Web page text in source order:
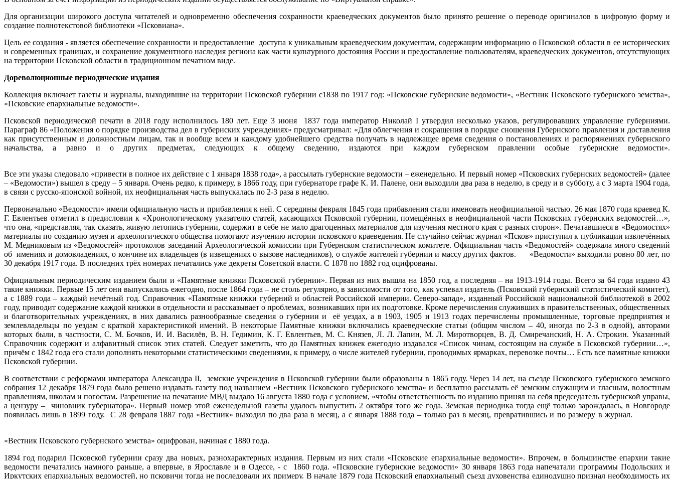
Для организации широкого доступа читателей и одновременно обеспечения сохранности краеведческих документов было принято решение о переводе оригиналов в цифровую форму и
создание полнотекстовой библиотеки «Псковиана».
Цель ее создания - является обеспечение сохранности и предоставление доступа к уникальным краеведческим документам, содержащим информацию о Псковской области в ее исторических
и современных границах, и сохранение документного наследия региона как части культурного достояния России и предоставление пользователям, краеведческих документов, отсутствующих
на территории Псковской области в традиционном печатном виде.
Дореволюционные периодические издания
Коллекция включает газеты и журналы, выходившие на территории Псковской губернии с1838 по 1917 год: «Псковские губернские ведомости», «Вестник Псковского губернского земства»,
«Псковские епархиальные ведомости».
Псковской периодической печати в 2018 году исполнилось 180 лет. Еще 3 июня 1837 года император Николай I утвердил несколько указов, регулировавших управление губерниями.
Параграф 86 «Положения о порядке производства дел в губернских учреждениях» предусматривал: «Для облегчения и сокращения в порядке сношения Губернского правления и доставления
как присутственным и должностным лицам, так и вообще всем и каждому удобнейшего средства получать в надлежащее время сведения о постановлениях и распоряжениях губернского
начальства, а равно и о других предметах, следующих к общему сведению, издаются при каждом губернском правлении особые губернские ведомости».
Все эти указы следовало «привести в полное их действие с 1 января 1838 года», а рассылать губернские ведомости – еженедельно. И первый номер «Псковских губернских ведомостей» (далее
– «Ведомости») вышел в среду – 5 января. Очень редко, к примеру, в 1866 году, при губернаторе графе К. И. Палене, они выходили два раза в неделю, в среду и в субботу, а с 3 марта 1904 года,
в связи с русско-японской войной, их неофициальная часть выпускалась по 2-3 раза в неделю.
Первоначально «Ведомости» имели официальную часть и прибавления к ней. С середины февраля 1845 года прибавления стали именовать неофициальной частью. 26 мая 1870 года краевед К.
Г. Евлентьев отметил в предисловии к «Хронологическому указателю статей, касающихся Псковской губернии, помещённых в неофициальной части Псковских губернских ведомостей…»,
что она, «представляя, так сказать, живую летопись губернии, содержит в себе не мало драгоценных материалов для изучения местного края с разных сторон». Печатавшиеся в «Ведомостях»
материалы по созданию музея и археологического общества помогают изучению истории псковского краеведения. Не случайно сейчас журнал «Псков» приступил к публикации извлечённых
М. Медниковым из «Ведомостей» протоколов заседаний Археологической комиссии при Губернском статистическом комитете. Официальная часть «Ведомостей» содержала много сведений
об имениях и домовладениях, о кончине их владельцев (в извещениях о вызове наследников), о службе жителей губернии и массу других фактов. «Ведомости» выходили ровно 80 лет, по
30 декабря 1917 года. В последних трёх номерах печатались уже декреты Советской власти. С 1878 по 1882 год оцифрованы.
Официальным периодическим изданием были и «Памятные книжки Псковской губернии». Первая из них вышла на 1850 год, а последняя – на 1913-1914 годы. Всего за 64 года издано 43
такие книжки. Первые 15 лет они выпускались ежегодно, после 1864 года – не столь регулярно, в зависимости от того, как успевал издатель (Псковский губернский статистический комитет),
а с 1889 года – каждый нечётный год. Справочник «Памятные книжки губерний и областей Российской империи. Северо-запад», изданный Российской национальной библиотекой в 2002
году, приводит содержание каждой книжки в отдельности и рассказывает о проблемах, возникавших при их подготовке. Кроме перечисления служивших в правительственных, общественных
и благотворительных учреждениях, в них давались разнообразные сведения о губернии и её уездах, а в 1903, 1905 и 1913 годах перечислены промышленные, торговые предприятия и
землевладельцы по уездам с краткой характеристикой имений. В некоторые Памятные книжки включались краеведческие статьи (общим числом – 40, иногда по 2-3 в одной), авторами
которых были, в частности, С. М. Бочков, И. И. Василёв, В. Н. Гедимин, К. Г. Евлентьев, М. С. Князев, Л. Л. Лапин, М. Л. Миротворцев, В. Д. Смиречанский, Н. А. Строкин. Указанный
Справочник содержит и алфавитный список этих статей. Следует заметить, что до Памятных книжек ежегодно издавался «Список чинам, состоящим на службе в Псковской губернии…»,
причём с 1842 года его стали дополнять некоторыми статистическими сведениями, к примеру, о числе жителей губернии, проводимых ярмарках, перевозке почты… Есть все памятные книжки
Псковской губернии.
В соответствии с реформами императора Александра II, земские учреждения в Псковской губернии были образованы в 1865 году. Через 14 лет, на съезде Псковского губернского земского
собрания 12 декабря 1879 года было решено издавать газету под названием «Вестник Псковского губернского земства» и бесплатно рассылать её земским служащим и гласным, волостным
правлениям, школам и погостам. Разрешение на печатание МВД выдало 16 августа 1880 года с условием, «чтобы ответственность по изданию принял на себя председатель губернской управы,
а цензуру – чиновник губернатора». Первый номер этой еженедельной газеты удалось выпустить 2 октября того же года. Земская периодика тогда ещё только зарождалась, в Новгороде
появилась лишь в 1899 году. С 28 февраля 1887 года «Вестник» выходил по два раза в месяц, а с января 1888 года – только раз в месяц, превратившись и по размеру в журнал.
«Вестник Псковского губернского земства» оцифрован, начиная с 1880 года.
1894 год подарил Псковской губернии сразу два новых, разнохарактерных издания. Первым из них стали «Псковские епархиальные ведомости». Впрочем, в большинстве епархии такие
ведомости печатались намного раньше, а впервые, в Ярославле и в Одессе, - с 1860 года. «Псковские губернские ведомости» 30 января 1863 года напечатали программы Подольских и
Иркутских епархиальных ведомостей, но псковичи тогда не последовали их примеру. В начале 1879 года Псковский епархиальный съезд духовенства единодушно признал необходимость их